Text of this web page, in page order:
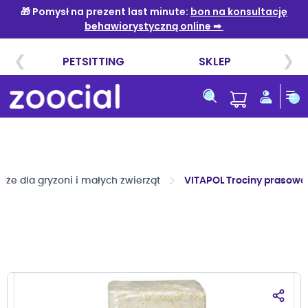
do
treści
dla gryzoni i małych zwierząt VITAPOL Trociny
Przejdź